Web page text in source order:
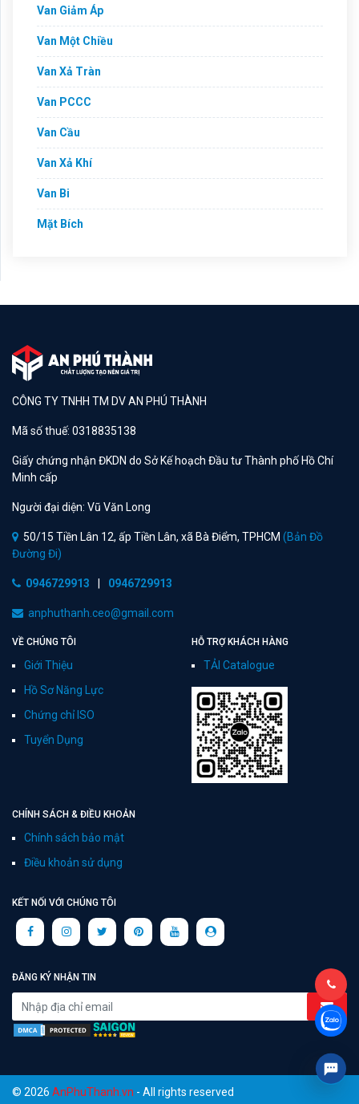
Van Giảm Áp
Van Một Chiều
Van Xả Tràn
Van PCCC
Van Cầu
Van Xả Khí
Van Bi
Mặt Bích
CÔNG TY TNHH TM DV AN PHÚ THÀNH
Mã số thuế: 0318835138
Giấy chứng nhận ĐKDN do Sở Kế hoạch Đầu tư Thành phố Hồ Chí
Minh cấp
Người đại diện: Vũ Văn Long
50/15 Tiền Lân 12, ấp Tiền Lân, xã Bà Điểm, TPHCM (Bản Đồ
Đường Đi)
0946729913 0946729913
anphuthanh.ceo@gmail.com
VỀ CHÚNG TÔI
Giới Thiệu
Hồ Sơ Năng Lực
Chứng chỉ ISO
Tuyển Dụng
HỖ TRỢ KHÁCH HÀNG
TẢI Catalogue
CHÍNH SÁCH & ĐIỀU KHOẢN
Chính sách bảo mật
Điều khoản sử dụng
KẾT NỐI VỚI CHÚNG TÔI
ĐĂNG KÝ NHẬN TIN
© 2026 AnPhuThanh.vn - All rights reserved